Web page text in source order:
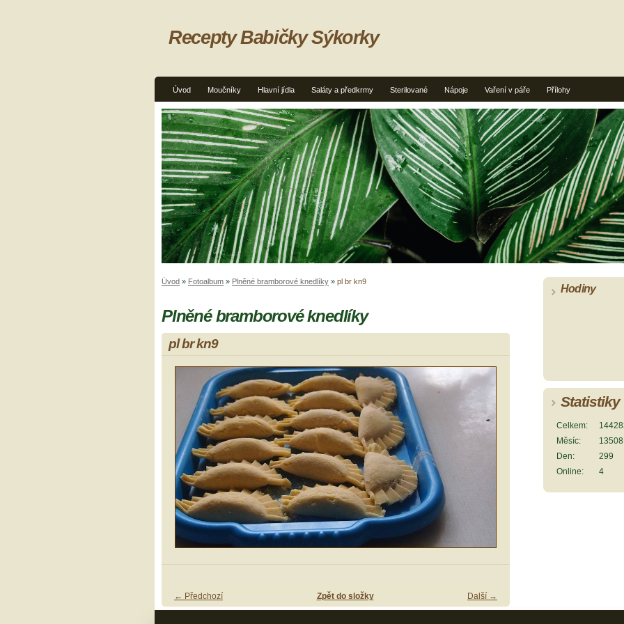
Úvod Moučníky Hlavní jídla Saláty a předkrmy Sterilované Nápoje Vaření v páře Přílohy
Recepty Babičky Sýkorky
Úvod » Fotoalbum » Plněné bramborové knedlíky » pl br kn9
Plněné bramborové knedlíky
pl br kn9
← Předchozí Další →
Zpět do složky
Hodiny
Statistiky
Online: 4
Celkem:
Měsíc:
13508
Den:
299